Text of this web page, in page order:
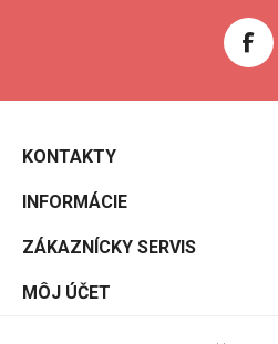
KONTAKTY
INFORMÁCIE
ZÁKAZNÍCKY SERVIS
MÔJ ÚČET